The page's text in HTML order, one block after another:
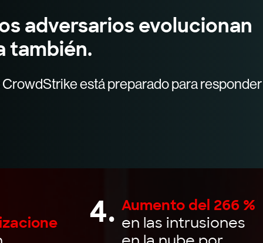
adversarios evolucionan
también.
está preparado para responder
4. Aumento del 266 %
en las intrusiones